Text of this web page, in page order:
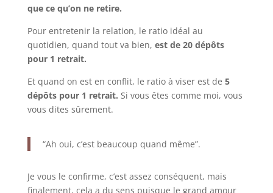
que ce qu’on ne retire.
Pour entretenir la relation, le ratio idéal au
quotidien, quand tout va bien, est de 20 dépôts
pour 1 retrait.
Et quand on est en conflit, le ratio à viser est de 5
dépôts pour 1 retrait. Si vous êtes comme moi, vous
vous dites sûrement.
“Ah oui, c’est beaucoup quand même”.
Je vous le confirme, c’est assez conséquent, mais
finalement, cela a du sens puisque le grand amour